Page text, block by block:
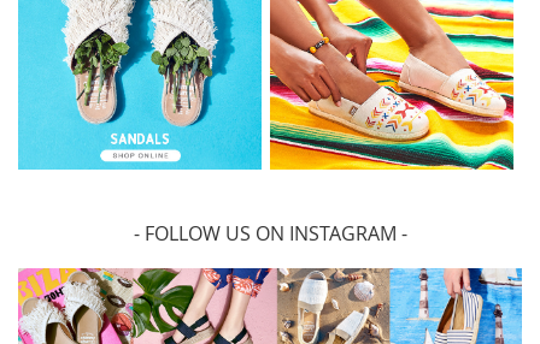
- FOLLOW US ON INSTAGRAM -